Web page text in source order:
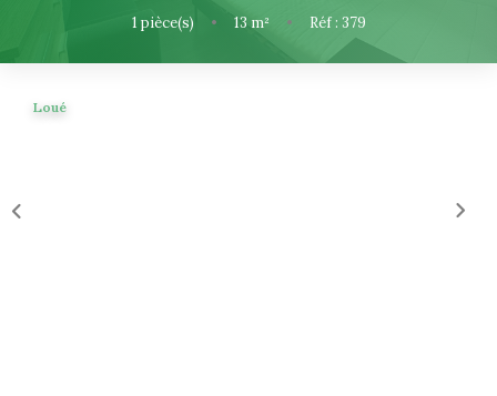
NOUS CONNAITRE
1 pièce(s) • 13m² • Réf : 379
Loué